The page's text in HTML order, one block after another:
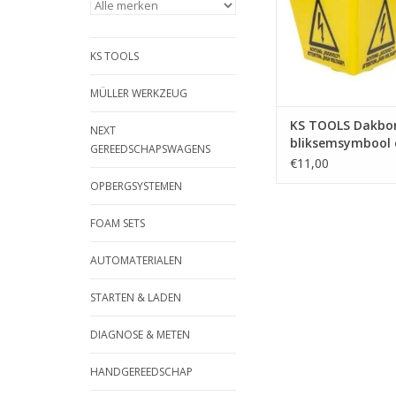
KS TOOLS
MÜLLER WERKZEUG
NEXT
GEREEDSCHAPSWAGENS
OPBERGSYSTEMEN
FOAM SETS
AUTOMATERIALEN
STARTEN & LADEN
DIAGNOSE & METEN
HANDGEREEDSCHAP
magnetische
Krasbescherming | -
kunststof
TOEVOEGEN AAN
KS TOOLS
bliksemsymbool
magneet -
€11,00